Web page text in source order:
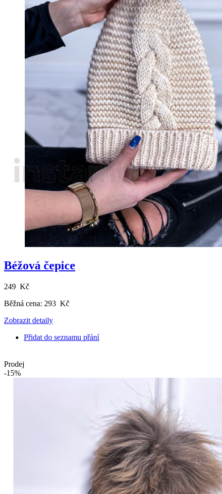
Béžová čepice
249 Kč
Běžná cena: 293 Kč
Zobrazit detaily
Přidat do seznamu přání
Prodej
-15%